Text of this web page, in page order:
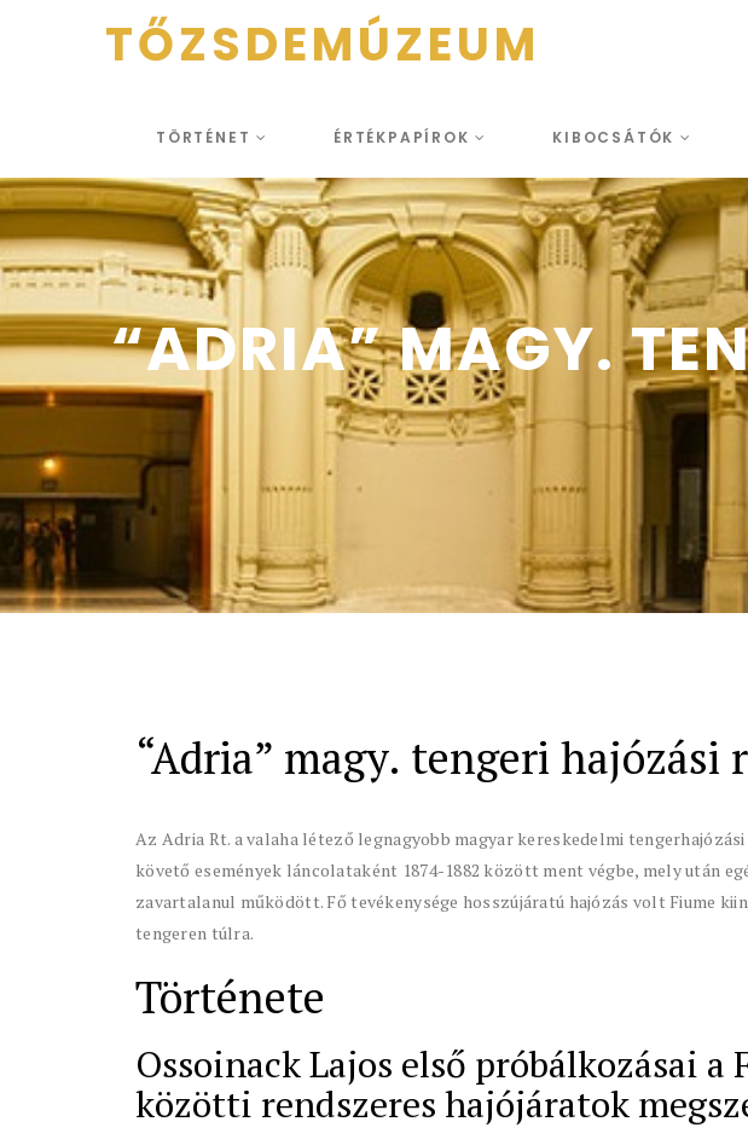
TŐZSDEMÚZEUM
TÖRTÉNET ÉRTÉKPAPÍROK KIBOCSÁTÓK
“ADRIA” MAGY.
“Adria” magy. tengeri hajózási
Az Adria Rt. a valaha létező legnagyobb magyar kereskedelmi
követő események láncolataként 1874-1882 között ment végbe, mely után
zavartalanul működött. Fő tevékenysége hosszújáratú hajózás volt Fiume
tengeren túlra.
Története
Ossoinack Lajos első próbálkozásai
közötti rendszeres hajójáratok